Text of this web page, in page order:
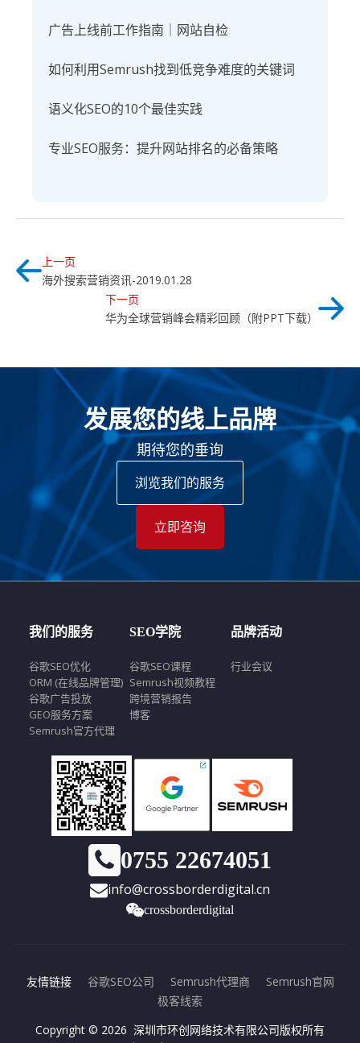
广告上线前工作指南｜网站自检
如何利用Semrush找到低竞争难度的关键词
语义化SEO的10个最佳实践
专业SEO服务：提升网站排名的必备策略
上一页
海外搜索营销资讯-2019.01.28
下一页
华为全球营销峰会精彩回顾（附PPT下载）
发展您的线上品牌
期待您的垂询
浏览我们的服务
立即咨询
我们的服务
谷歌SEO优化
ORM (在线品牌管理)
谷歌广告投放
GEO服务方案
Semrush官方代理
SEO学院
谷歌SEO课程
Semrush视频教程
跨境营销报告
博客
品牌活动
行业会议
0755 22674051
info@crossborderdigital.cn
crossborderdigital
友情链接 谷歌SEO公司 Semrush代理商
Semrush官网
极客线索
Copyright © 2026 深圳市环创网络技术有限公司版权所有